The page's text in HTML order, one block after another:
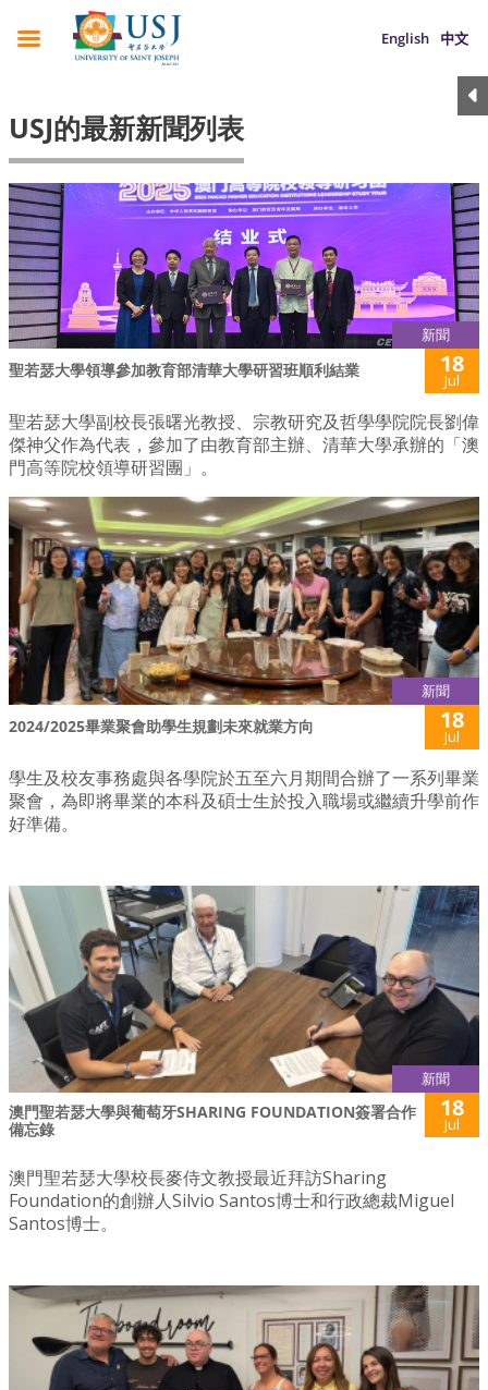
English 中文
USJ的最新新聞列表
新聞
聖若瑟大學領導參加教育部清華大學研習班順利結業 18
Jul
聖若瑟大學副校長張曙光教授、宗教研究及哲學學院院長劉偉
傑神父作為代表，參加了由教育部主辦、清華大學承辦的「澳
門高等院校領導研習團」。
新聞
2024/2025畢業聚會助學生規劃未來就業方向 18
Jul
學生及校友事務處與各學院於五至六月期間合辦了一系列畢業
聚會，為即將畢業的本科及碩士生於投入職場或繼續升學前作
好準備。
新聞
澳門聖若瑟大學與葡萄牙SHARING FOUNDATION簽署合作
備忘錄
18
Jul
澳門聖若瑟大學校長麥侍文教授最近拜訪Sharing
Foundation的創辦人Silvio Santos博士和行政總裁Miguel
Santos博士。